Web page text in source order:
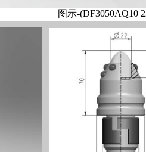
图示-(DF3050AQ10